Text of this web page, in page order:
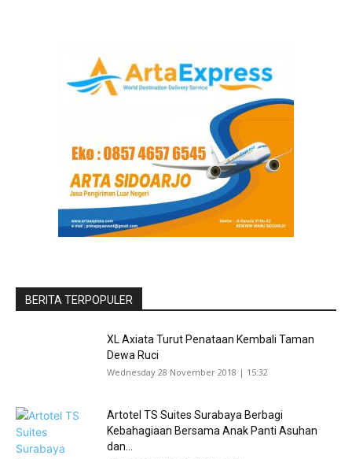
BERITA TERPOPULER
XL Axiata Turut Penataan Kembali Taman
Dewa Ruci
Wednesday 28 November 2018 | 15:32
Artotel TS Suites Surabaya Berbagi
Kebahagiaan Bersama Anak Panti Asuhan
dan...